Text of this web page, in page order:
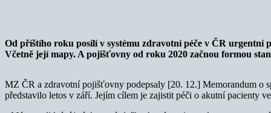
Od příštího roku posílí v systému zdravotní péče v ČR
Včetně její mapy. A pojišťovny od roku 2020 začnou formou
MZ ČR a zdravotní pojišťovny podepsaly [20. 12.] Memorandum o
představilo letos v září. Jejím cílem je zajistit péči o akutní pacienty